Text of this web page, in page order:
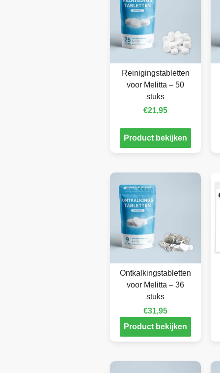
Reinigingstabletten
voor Melitta – 50
stuks
€21,95
Product bekijken
Ontkalkingstabletten
voor Melitta – 36
stuks
€31,95
Product bekijken